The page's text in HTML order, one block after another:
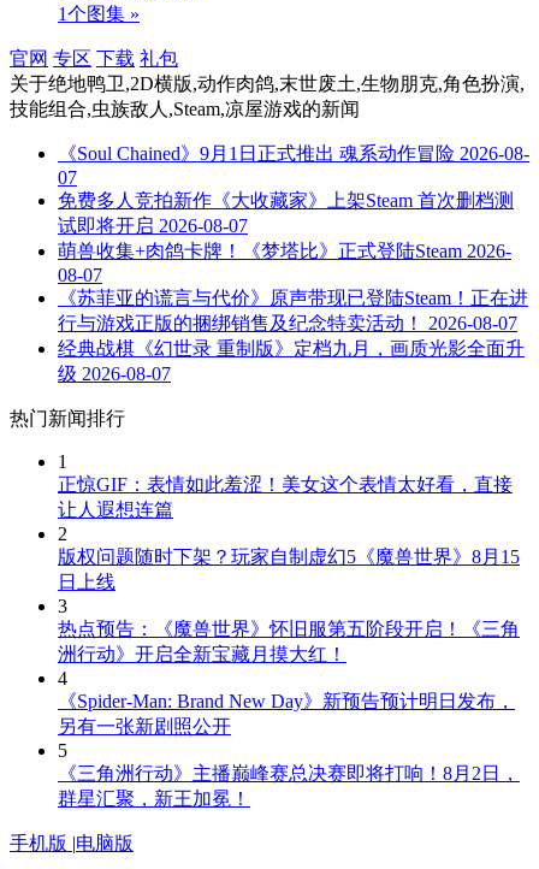
1个图集 »
官网 专区 下载 礼包
关于绝地鸭卫,2D横版,动作肉鸽,末世废土,生物朋克,角色扮演,
技能组合,虫族敌人,Steam,凉屋游戏的新闻
《Soul Chained》9月1日正式推出 魂系动作冒险 2026-08-
07
免费多人竞拍新作《大收藏家》上架Steam 首次删档测
试即将开启 2026-08-07
萌兽收集+肉鸽卡牌！《梦塔比》正式登陆Steam 2026-
08-07
《苏菲亚的谎言与代价》原声带现已登陆Steam！正在进
行与游戏正版的捆绑销售及纪念特卖活动！
2026-08-07
经典战棋《幻世录 重制版》定档九月，画质光影全面升
级 2026-08-07
热门新闻排行
1
正惊GIF：表情如此羞涩！美女这个表情太好看，直接
让人遐想连篇
2
版权问题随时下架？玩家自制虚幻5《魔兽世界》8月15
日上线
3
热点预告：《魔兽世界》怀旧服第五阶段开启！《三角
洲行动》开启全新宝藏月摸大红！
4
《Spider-Man: Brand New Day》新预告预计明日发布，
另有一张新剧照公开
5
《三角洲行动》主播巅峰赛总决赛即将打响！8月2日，
群星汇聚，新王加冕！
手机版 |电脑版